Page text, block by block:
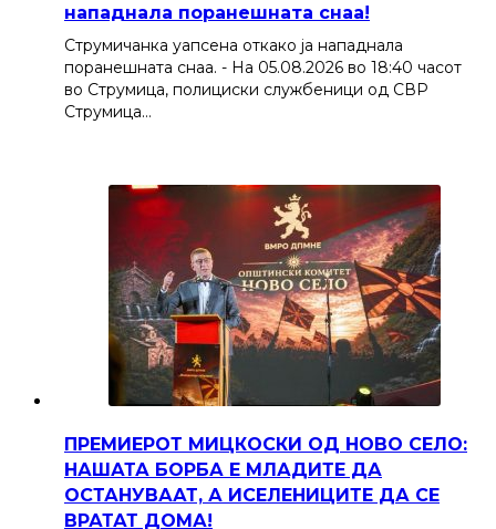
нападнала поранешната снаа!
Струмичанка уапсена откако ја нападнала
поранешната снаа. - На 05.08.2026 во 18:40 часот
во Струмица, полициски службеници од СВР
Струмица…
ПРЕМИЕРОТ МИЦКОСКИ ОД НОВО СЕЛО:
НАШАТА БОРБА Е МЛАДИТЕ ДА
ОСТАНУВААТ, А ИСЕЛЕНИЦИТЕ ДА СЕ
ВРАТАТ ДОМА!